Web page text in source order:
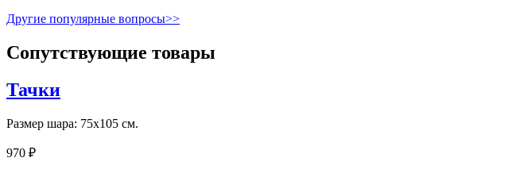
Другие популярные вопросы>>
Сопутствующие товары
Тачки
Размер шара: 75х105 см.
970 ₽